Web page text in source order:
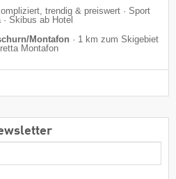
trendig & preiswert · Sport
· Skibus ab Hotel
Montafon · 1 km zum Skigebiet
Montafon